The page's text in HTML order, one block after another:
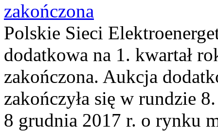
zakończona
Polskie Sieci
dodatkowa na 1. kwartał
zakończona. Aukcja
zakończyła się w rundzie
8 grudnia 2017 r. o rynku